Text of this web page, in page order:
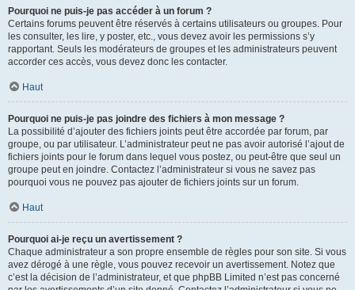
Pourquoi ne puis-je pas accéder à un forum ?
Certains forums peuvent être réservés à certains utilisateurs ou groupes. Pour
les consulter, les lire, y poster, etc., vous devez avoir les permissions s’y
rapportant. Seuls les modérateurs de groupes et les administrateurs peuvent
accorder ces accès, vous devez donc les contacter.
Haut
Pourquoi ne puis-je pas joindre des fichiers à mon message ?
La possibilité d’ajouter des fichiers joints peut être accordée par forum, par
groupe, ou par utilisateur. L’administrateur peut ne pas avoir autorisé l’ajout de
fichiers joints pour le forum dans lequel vous postez, ou peut-être que seul un
groupe peut en joindre. Contactez l’administrateur si vous ne savez pas
pourquoi vous ne pouvez pas ajouter de fichiers joints sur un forum.
Haut
Pourquoi ai-je reçu un avertissement ?
Chaque administrateur a son propre ensemble de règles pour son site. Si vous
avez dérogé à une règle, vous pouvez recevoir un avertissement. Notez que
c’est la décision de l’administrateur, et que phpBB Limited n’est pas concerné